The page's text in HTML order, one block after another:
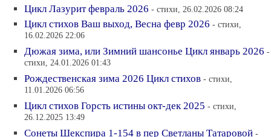
Цикл Лазурит февраль 2026 - стихи, 26.02.2026 08:24
Цикл стихов Ваш выход, Весна февр 2026 - стихи,
16.02.2026 22:06
Дюжая зима, или Зимний шансонье Цикл январь 2026 -
стихи, 24.01.2026 01:43
Рождественская зима 2026 Цикл стихов - стихи,
11.01.2026 06:56
Цикл стихов Горсть истины окт-дек 2025 - стихи,
26.12.2025 13:49
Сонеты Шекспира 1-154 в пер Светланы Татаровой -